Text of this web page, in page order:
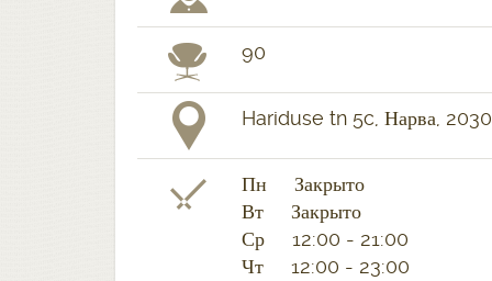
90
Hariduse tn 5c, Нарва,
Пн Закрыто
Вт Закрыто
Ср 12:00 - 21:00
Чт 12:00 - 23:00